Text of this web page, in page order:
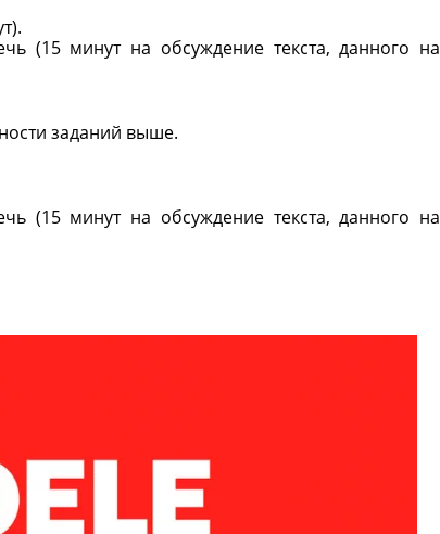
(15 минут на обсуждение текста, данного на
заданий выше.
(15 минут на обсуждение текста, данного на